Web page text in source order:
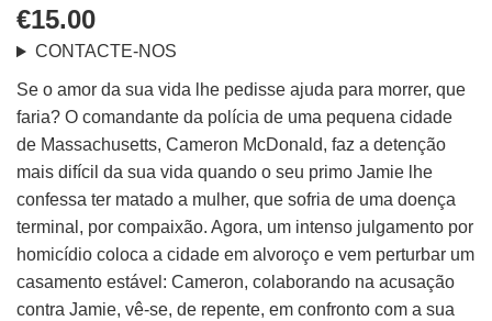
€15.00
CONTACTE-NOS
Se o amor da sua vida lhe pedisse ajuda para morrer, que
faria? O comandante da polícia de uma pequena cidade
de Massachusetts, Cameron McDonald, faz a detenção
mais difícil da sua vida quando o seu primo Jamie lhe
confessa ter matado a mulher, que sofria de uma doença
terminal, por compaixão. Agora, um intenso julgamento por
homicídio coloca a cidade em alvoroço e vem perturbar um
casamento estável: Cameron, colaborando na acusação
contra Jamie, vê-se, de repente, em confronto com a sua